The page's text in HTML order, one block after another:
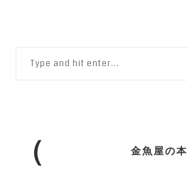
金魚屋の本